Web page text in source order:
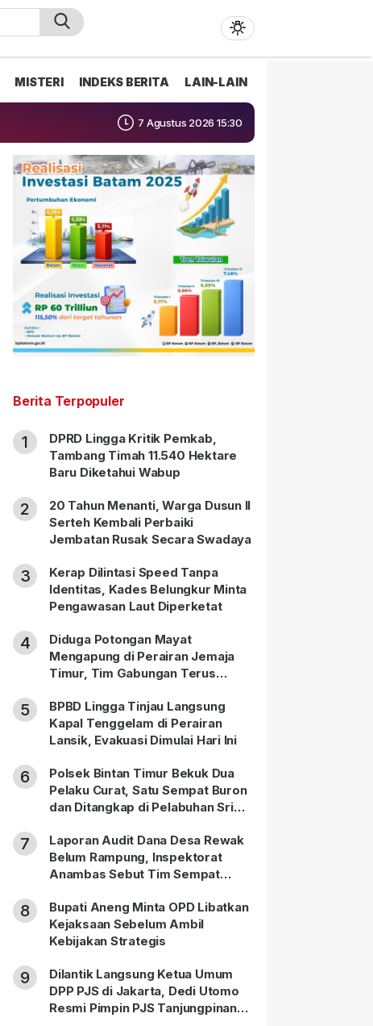
MISTERI INDEKS BERITA LAIN-LAIN
7 Agustus 2026 15:30
Berita Terpopuler
1
DPRD Lingga Kritik Pemkab,
Tambang Timah 11.540 Hektare
Baru Diketahui Wabup
2
20 Tahun Menanti, Warga Dusun II
Serteh Kembali Perbaiki
Jembatan Rusak Secara Swadaya
3
Kerap Dilintasi Speed Tanpa
Identitas, Kades Belungkur Minta
Pengawasan Laut Diperketat
4
Diduga Potongan Mayat
Mengapung di Perairan Jemaja
Timur, Tim Gabungan Terus
5
BPBD Lingga Tinjau Langsung
Kapal Tenggelam di Perairan
Lansik, Evakuasi Dimulai Hari Ini
6
Polsek Bintan Timur Bekuk Dua
Pelaku Curat, Satu Sempat Buron
dan Ditangkap di Pelabuhan Sri
7
Laporan Audit Dana Desa Rewak
Belum Rampung, Inspektorat
Anambas Sebut Tim Sempat
8
Bupati Aneng Minta OPD Libatkan
Kejaksaan Sebelum Ambil
Kebijakan Strategis
9
Dilantik Langsung Ketua Umum
DPP PJS di Jakarta, Dedi Utomo
Resmi Pimpin PJS Tanjungpinang-